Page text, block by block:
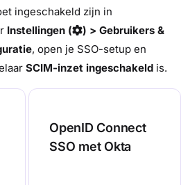
ingeschakeld zijn in
Instellingen (
) > Gebruikers &
, open je SSO-setup en
SCIM-inzet ingeschakeld is.
OpenID Connect
SSO met Okta